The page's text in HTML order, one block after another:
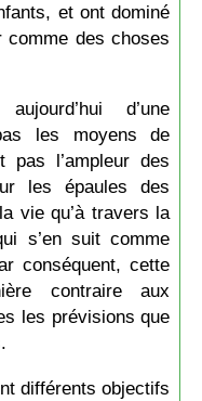
et ont dominé
comme des choses
d’une
les moyens de
l’ampleur des
les épaules des
vie qu’à travers la
s’en suit comme
conséquent, cette
contraire aux
les prévisions que
différents objectifs